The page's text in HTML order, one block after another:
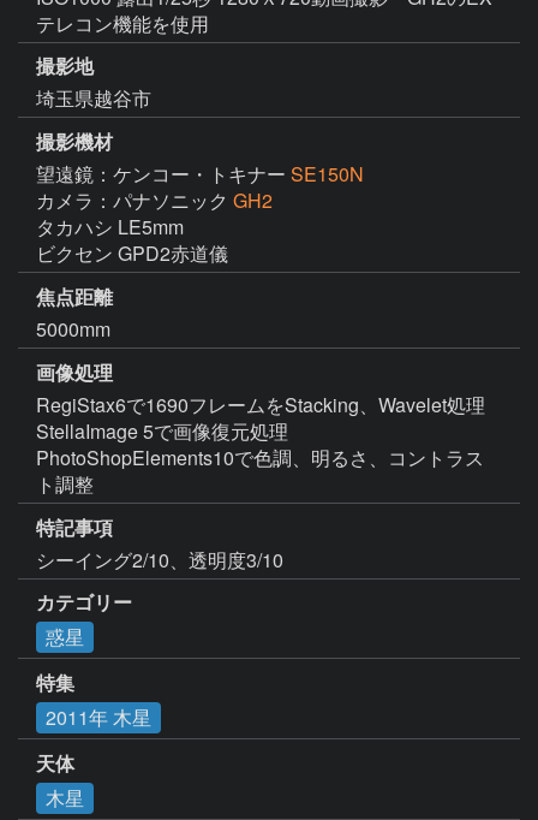
テレコン機能を使用
撮影地
埼玉県越谷市
撮影機材
望遠鏡：ケンコー・トキナー SE150N
カメラ：パナソニック GH2
タカハシ LE5mm
ビクセン GPD2赤道儀
焦点距離
5000mm
画像処理
RegiStax6で1690フレームをStacking、Wavelet処理
StellaImage 5で画像復元処理
PhotoShopElements10で色調、明るさ、コントラス
ト調整
特記事項
シーイング2/10、透明度3/10
カテゴリー
惑星
特集
2011年 木星
天体
木星